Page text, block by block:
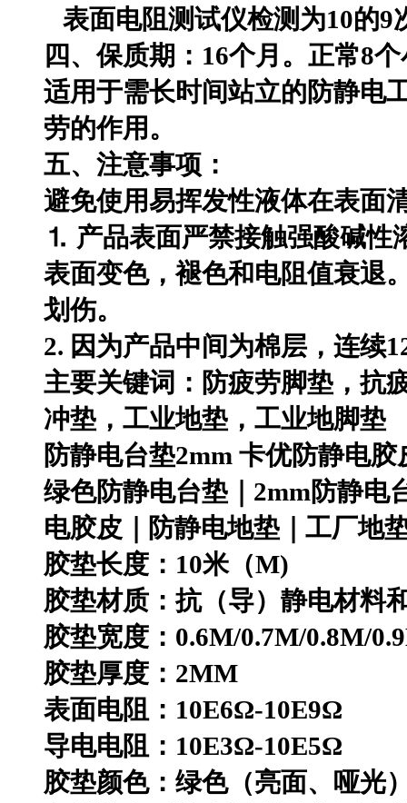
表面电阻测试仪检测为10的9
四、保质期： 16个月。正常8个
适用于需长时间站立的防静电
劳的作用。
五、注意事项：
避免使用易挥发性液体在表面
⒈ 产品表面严禁接触强酸碱性
表面变色，褪色和电阻值衰退
划伤。
2. 因为产品中间为棉层，连续
主要关键词：防疲劳脚垫，抗
冲垫，工业地垫，工业地脚垫
防静电台垫2mm 卡优防静电胶
绿色防静电台垫｜ 2mm防静电
电胶皮｜防静电地垫｜工厂地
胶垫长度： 10米（M)
胶垫材质：抗（导）静电材料
胶垫宽度： 0.6M/0.7M/0.8M/
胶垫厚度： 2MM
表面电阻： 10E6Ω-10E9Ω
导电电阻： 10E3Ω-10E5Ω
胶垫颜色：绿色（亮面、哑光